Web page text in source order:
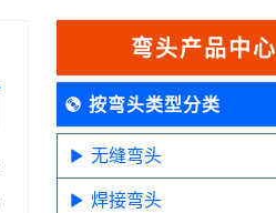
弯头产品中心
按弯头类型分类
无缝弯头
焊接弯头